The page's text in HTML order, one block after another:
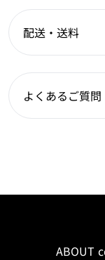
配送・送料
よくあるご質問
ABOUT